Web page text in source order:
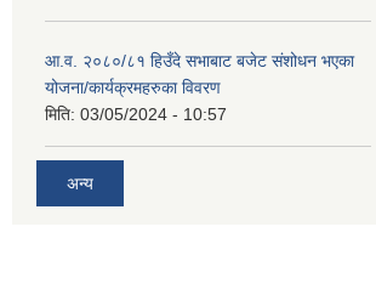
आ.व. २०८०/८१ हिउँदे सभाबाट बजेट संशोधन भएका
योजना/कार्यक्रमहरुका विवरण
मिति: 03/05/2024 - 10:57
अन्य